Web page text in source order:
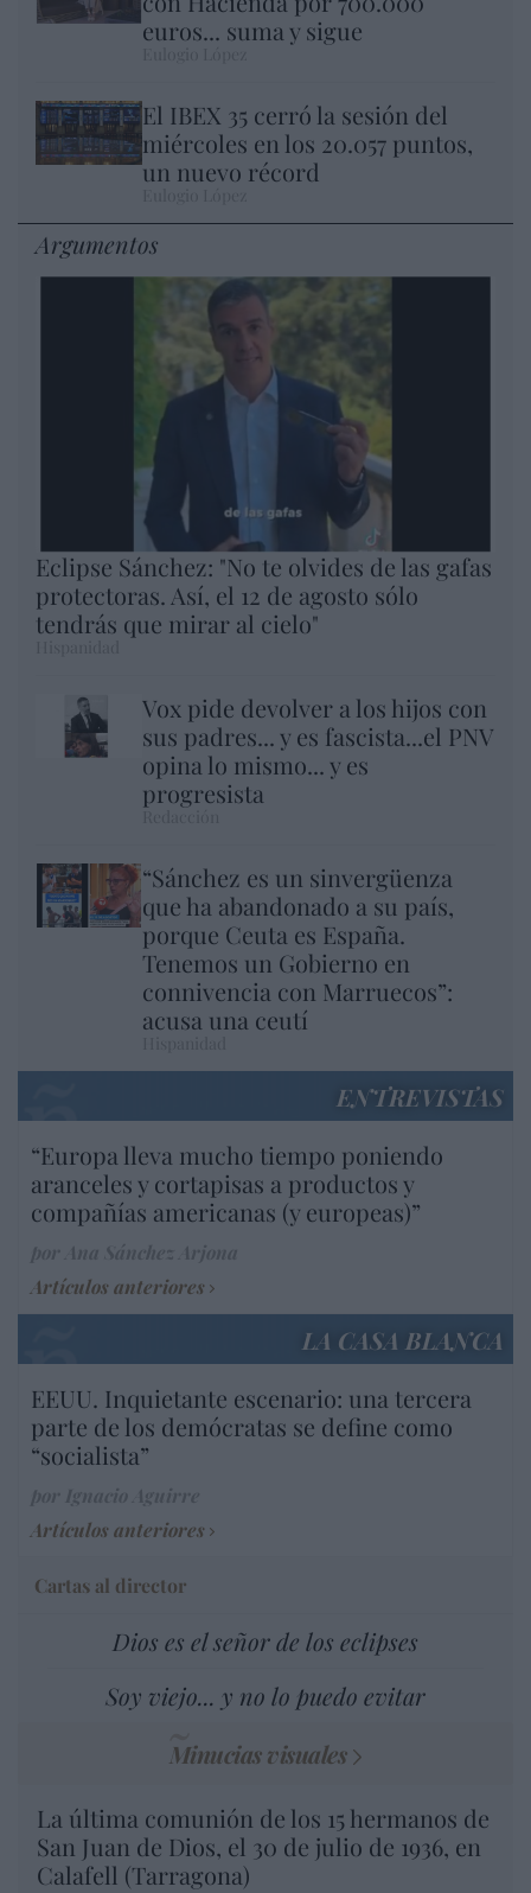
euros... suma y sigue
El IBEX 35 cerró la sesión del
miércoles en los 20.057 puntos,
un nuevo récord
Argumentos
Eclipse Sánchez: "No te olvides de las gafas
protectoras. Así, el 12 de agosto sólo
tendrás que mirar al cielo"
Vox pide devolver a los hijos con
sus padres... y es fascista...el PNV
opina lo mismo... y es
progresista
“Sánchez es un sinvergüenza
que ha abandonado a su país,
porque Ceuta es España.
Tenemos un Gobierno en
connivencia con Marruecos”:
acusa una ceutí
ENTREVISTAS
“Europa lleva mucho tiempo poniendo
aranceles y cortapisas a productos y
compañías americanas (y europeas)”
Artículos anteriores
LA CASA BLANCA
EEUU. Inquietante escenario: una tercera
parte de los demócratas se define como
“socialista”
Artículos anteriores
Cartas al director
Dios es el señor de los eclipses
Soy viejo... y no lo puedo evitar
Minucias visuales
La última comunión de los 15 hermanos de
San Juan de Dios, el 30 de julio de 1936, en
Calafell (Tarragona)